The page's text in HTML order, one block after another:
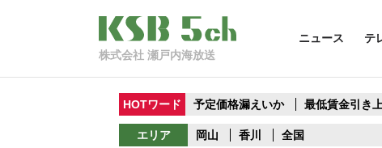
株式会社 瀬戸内海放送
ニュース テ
HOTワード 予定価格漏えいか 最低賃金引き
エリア 岡山 香川 全国